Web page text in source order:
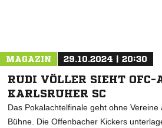
MAGAZIN 29.10.2024 | 20:30
RUDI VÖLLER SIEHT OFC-
KARLSRUHER SC
Das Pokalachtelfinale geht ohne
Bühne. Die Offenbacher Kickers